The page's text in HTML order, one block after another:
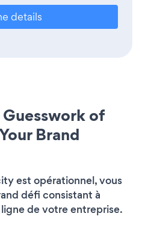
details
of
Brand
est opérationnel, vous
défi consistant à
de votre entreprise.